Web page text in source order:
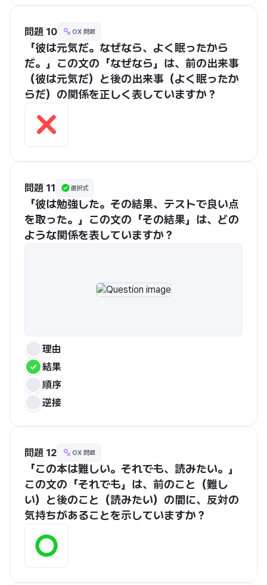
問題 10 OX 問題
「彼は元気だ。なぜなら、よく眠ったから
だ。」この文の「なぜなら」は、前の出来事
（彼は元気だ）と後の出来事（よく眠ったか
らだ）の関係を正しく表していますか？
問題 11 選択式
「彼は勉強した。その結果、テストで良い点
を取った。」この文の「その結果」は、どの
ような関係を表していますか？
理由
結果
順序
逆接
問題 12 OX 問題
「この本は難しい。それでも、読みたい。」
この文の「それでも」は、前のこと（難し
い）と後のこと（読みたい）の間に、反対の
気持ちがあることを示していますか？